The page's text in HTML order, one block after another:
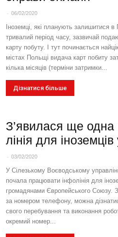
- 06/02/2020
Іноземці, які планують залишитися
тривалий період часу, зазвичай
карту побуту. І тут починається
містах Польщі видача карт побиту
кілька місяців (терміни затримки...
Дізнатися більше
З’явилася ще одна
лінія для
- 03/02/2020
У Сілезькому Воєводському
почала працювати інфолінія для
громадянами Європейського Союзу.
за номером телефону, можна
свого перебування та виконання
окремий номер...